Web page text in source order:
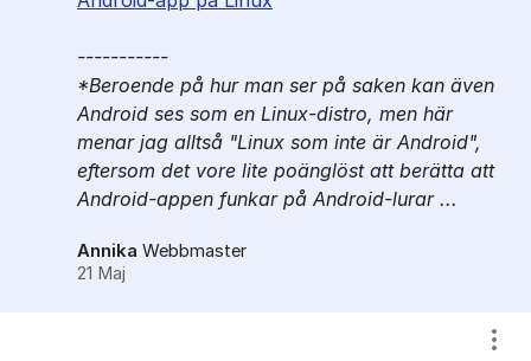
-----------
*Beroende på hur man ser på saken kan även
Android ses som en Linux-distro, men här
menar jag alltså "Linux som inte är Android",
eftersom det vore lite poänglöst att berätta att
Android-appen funkar på Android-lurar ...
Annika Webbmaster
21 Maj